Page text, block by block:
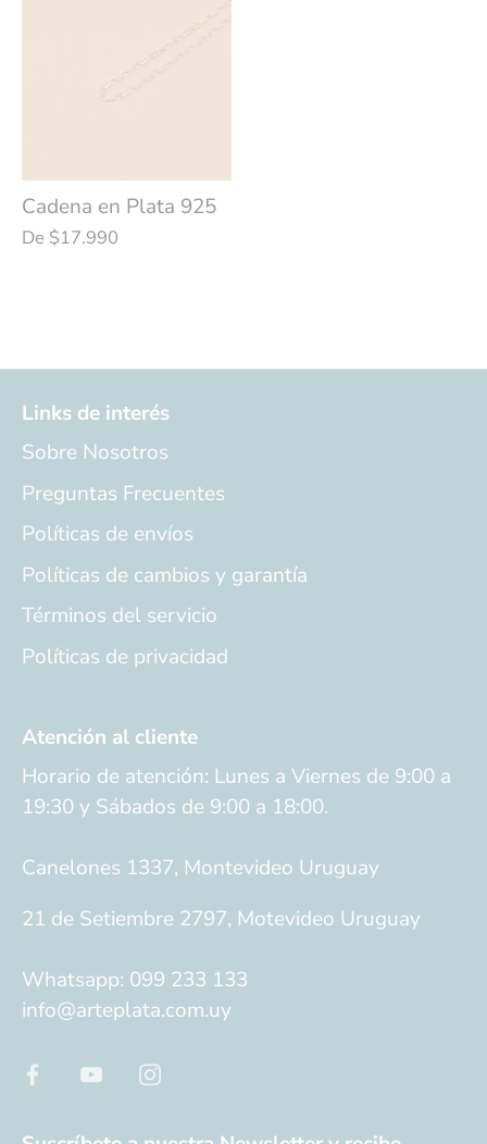
Cadena en Plata 925
De $17.990
Links de interés
Sobre Nosotros
Preguntas Frecuentes
Políticas de envíos
Políticas de cambios y garantía
Términos del servicio
Políticas de privacidad
Atención al cliente
Horario de atención: Lunes a Viernes de 9:00 a
19:30 y Sábados de 9:00 a 18:00.
Canelones 1337, Montevideo Uruguay
21 de Setiembre 2797, Motevideo Uruguay
Whatsapp: 099 233 133
info@arteplata.com.uy